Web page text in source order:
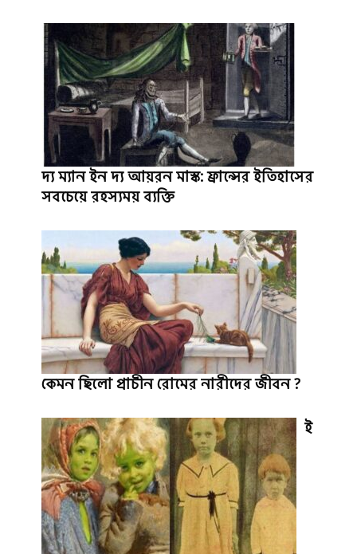
দ্য ম্যান ইন দ্য আয়রন মাস্ক: ফ্রান্সের ইতিহাসের
সবচেয়ে রহস্যময় ব্যক্তি
কেমন ছিলো প্রাচীন রোমের নারীদের জীবন ?
ই